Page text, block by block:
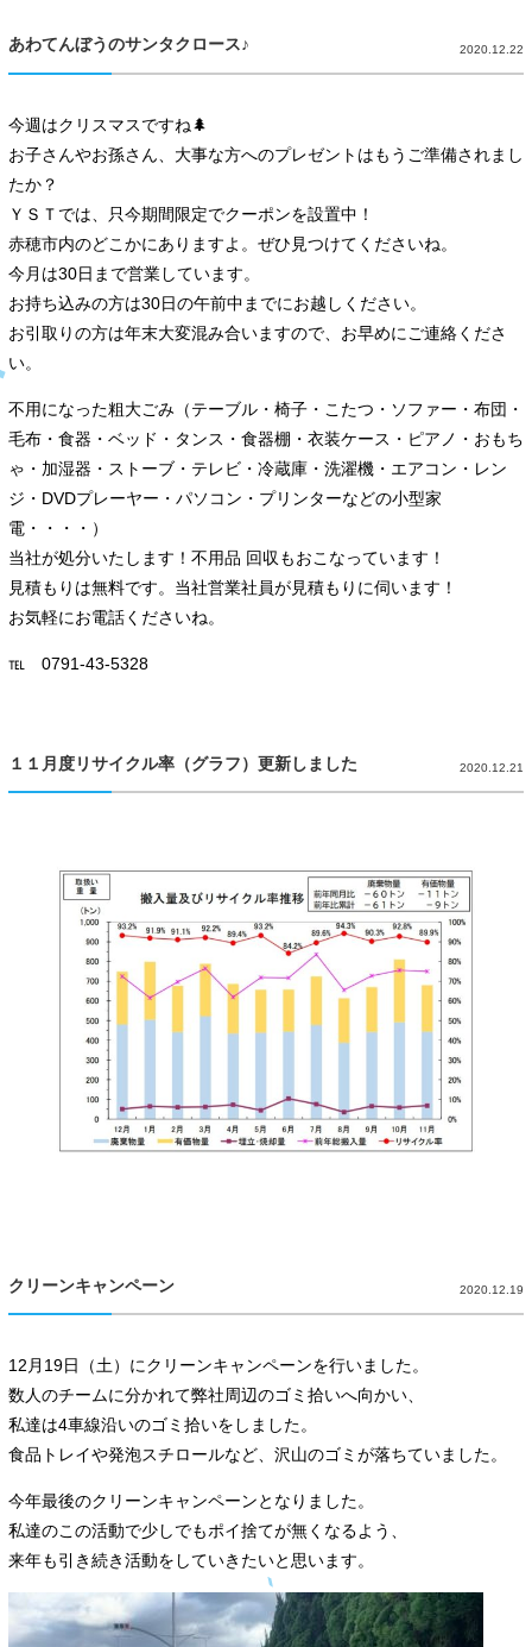
あわてんぼうのサンタクロース♪ 2020.12.22
今週はクリスマスですね🌲
お子さんやお孫さん、大事な方へのプレゼントはもうご準備されまし
たか？
ＹＳＴでは、只今期間限定でクーポンを設置中！
赤穂市内のどこかにありますよ。ぜひ見つけてくださいね。
今月は30日まで営業しています。
お持ち込みの方は30日の午前中までにお越しください。
お引取りの方は年末大変混み合いますので、お早めにご連絡くださ
い。
不用になった粗大ごみ（テーブル・椅子・こたつ・ソファー・布団・
毛布・食器・ベッド・タンス・食器棚・衣装ケース・ピアノ・おもち
ゃ・加湿器・ストーブ・テレビ・冷蔵庫・洗濯機・エアコン・レン
ジ・DVDプレーヤー・パソコン・プリンターなどの小型家
電・・・・）
当社が処分いたします！不用品 回収もおこなっています！
見積もりは無料です。当社営業社員が見積もりに伺います！
お気軽にお電話くださいね。
℡ 0791-43-5328
１１月度リサイクル率（グラフ）更新しました 2020.12.21
クリーンキャンペーン 2020.12.19
12月19日（土）にクリーンキャンペーンを行いました。
数人のチームに分かれて弊社周辺のゴミ拾いへ向かい、
私達は4車線沿いのゴミ拾いをしました。
食品トレイや発泡スチロールなど、沢山のゴミが落ちていました。
今年最後のクリーンキャンペーンとなりました。
私達のこの活動で少しでもポイ捨てが無くなるよう、
来年も引き続き活動をしていきたいと思います。